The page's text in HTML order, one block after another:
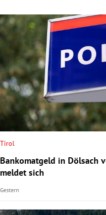
Tirol
Bankomatgeld in Dölsach
meldet sich
Gestern